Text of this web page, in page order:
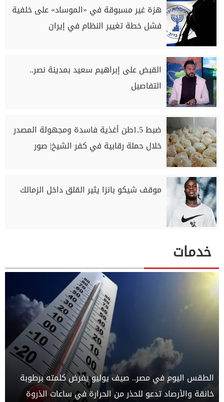
هزة غير مسبوقة في «الموساد» على خلفية
فشل خطة تغيير النظام في إيران
القبض على إبراهيم سعيد بمدينة نصر..
التفاصيل
ضبط 1.5طن أغذية فاسدة ومجهولة المصدر
خلال حملة رقابية في كفر الشيخ| صور
موقف شيكو بانزا يثير القلق داخل الزمالك
خدمات
الطقس اليوم في مصر.. صيف يوليو يفرض كلمته برطوبة
خانقة والأرصاد تدعو للحذر من الحرارة في ساعات الذروة